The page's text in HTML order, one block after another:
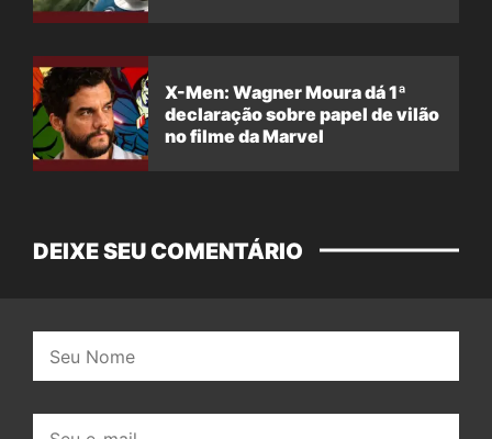
X-Men: Wagner Moura dá 1ª
declaração sobre papel de vilão
no filme da Marvel
DEIXE SEU COMENTÁRIO